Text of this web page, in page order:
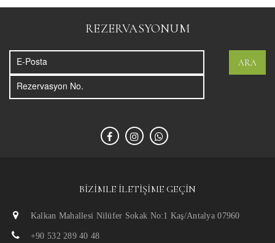
REZERVASYONUM
ARA
BIZIMLE İLETIŞIME GEÇIN
Kalkan Mahallesi Nilüfer Sokak No:1 Kaş/Antalya 07960
+90 532 289 40 48